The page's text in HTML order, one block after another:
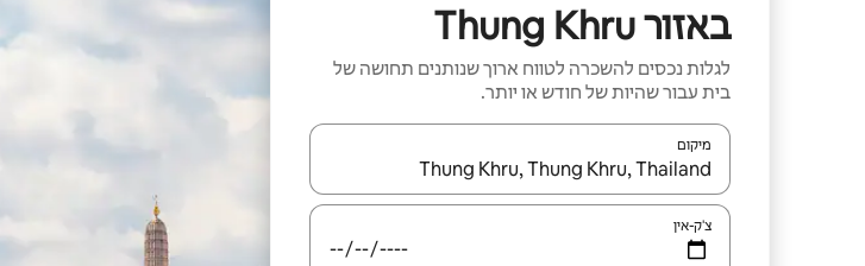
באזור Thung Khru
לגלות נכסים להשכרה לטווח ארוך שנותנים תחושה של
בית עבור שהיות של חודש או יותר.
מיקום
כאשר התוצאות יהיו זמינות, יש לנווט עם מקשי החיצים למעלה ולמטה או לעיין בעזרת תנועות מגע או החלקה.
צ'ק-אין